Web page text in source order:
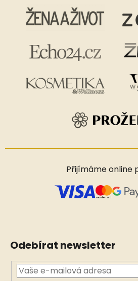
Přijímáme online
Odebírat newsletter